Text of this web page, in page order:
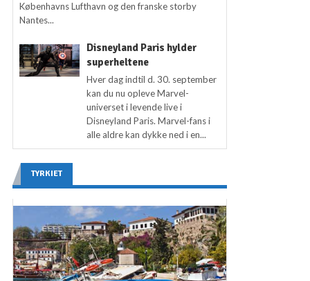
Københavns Lufthavn og den franske storby
Nantes...
Disneyland Paris hylder
superheltene
Hver dag indtil d. 30. september
kan du nu opleve Marvel-
universet i levende live i
Disneyland Paris. Marvel-fans i
alle aldre kan dykke ned i en...
TYRKIET